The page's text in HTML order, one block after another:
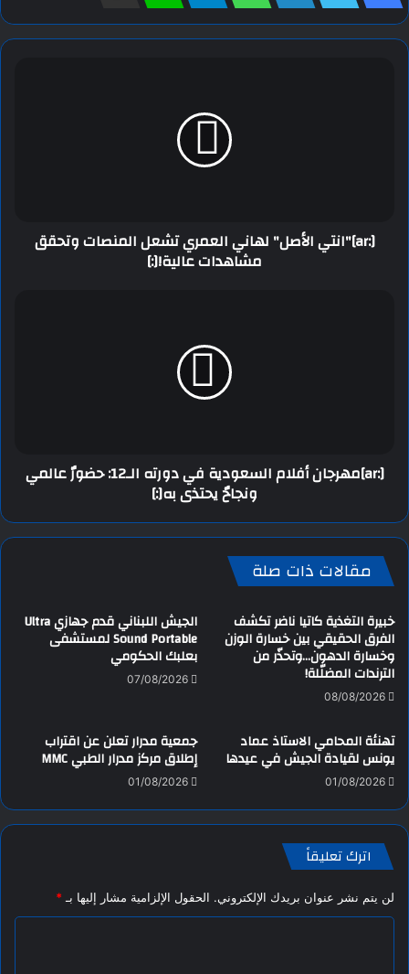
[:ar]"انتي الأصل" لهاني العمري تشعل المنصات وتحقق
مشاهدات عالية![:]
[:ar]مهرجان أفلام السعودية في دورته الـ12: حضورٌ عالمي
ونجاحٌ يحتذى به[:]
مقالات ذات صلة
خبيرة التغذية كاتيا ناضر تكشف
الفرق الحقيقي بين خسارة الوزن
وخسارة الدهون…وتحذّر من
الترندات المضلّلة!
08/08/2026
الجيش اللبناني قدم جهازي Ultra
Sound Portable لمستشفى
بعلبك الحكومي
07/08/2026
تهنئة المحامي الاستاذ عماد
يونس لقيادة الجيش في عيدها
01/08/2026
جمعية مدرار تعلن عن اقتراب
إطلاق مركز مدرار الطبي MMC
01/08/2026
اترك تعليقاً
لن يتم نشر عنوان بريدك الإلكتروني. الحقول الإلزامية مشار إليها بـ *